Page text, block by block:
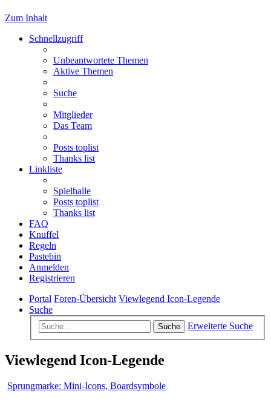
Zum Inhalt
Schnellzugriff
Unbeantwortete Themen
Aktive Themen
Suche
Mitglieder
Das Team
Posts toplist
Thanks list
Linkliste
Spielhalle
Posts toplist
Thanks list
FAQ
Knuffel
Regeln
Pastebin
Anmelden
Registrieren
Portal Foren-Übersicht Viewlegend Icon-Legende
Suche
Suche Erweiterte Suche
Viewlegend Icon-Legende
Sprungmarke: Mini-Icons, Boardsymbole